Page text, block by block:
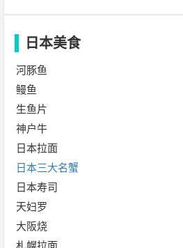
日本美食
河豚鱼
鳗鱼
生鱼片
神户牛
日本拉面
日本三大名蟹
日本寿司
天妇罗
大阪烧
札幌拉面